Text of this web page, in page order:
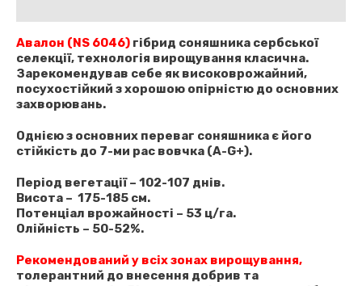
Авалон (NS 6046) гібрид соняшника сербської
селекції, технологія вирощування класична.
Зарекомендував себе як високоврожайний,
посухостійкий з хорошою опірністю до основних
захворювань.
Однією з основних переваг соняшника є його
стійкість до 7-ми рас вовчка (A-G+).
Період вегетації – 102-107 днів.
Висота – 175-185 см.
Потенціал врожайності – 53 ц/га.
Олійність – 50-52%.
Рекомендований у всіх зонах вирощування,
толерантний до внесення добрив та